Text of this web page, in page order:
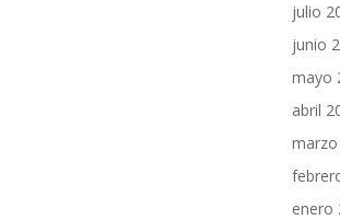
julio
junio
mayo
abril
enero